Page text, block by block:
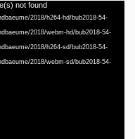
not found
2018/h264-hd/bub2018-54-
2018/webm-hd/bub2018-54-
2018/h264-sd/bub2018-54-
2018/webm-sd/bub2018-54-